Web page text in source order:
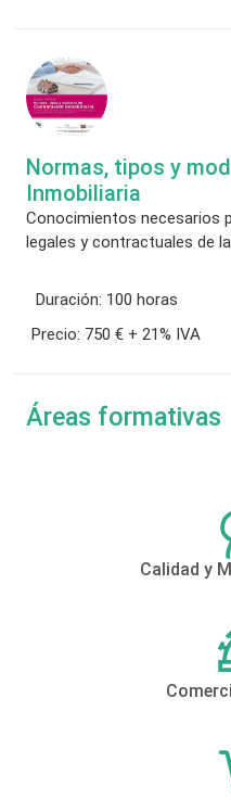
Normas, tipos y
Inmobiliaria
Conocimientos necesarios
legales y contractuales de
Duración: 100 horas
Precio: 750 € + 21% IVA
Áreas formativas
Calidad y